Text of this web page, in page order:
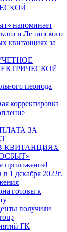
напоминает
и Ленинского
квитанциях за
периода
корректировка
ПЛАТА ЗА
КВИТАНЦИЯХ
приложение!
1 декабря 2022г.
готовы к
получили
ГК